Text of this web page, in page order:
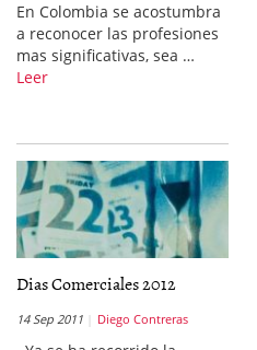
En Colombia se acostumbra
a reconocer las profesiones
mas significativas, sea …
Leer
Dias Comerciales 2012
14 Sep 2011 Diego Contreras